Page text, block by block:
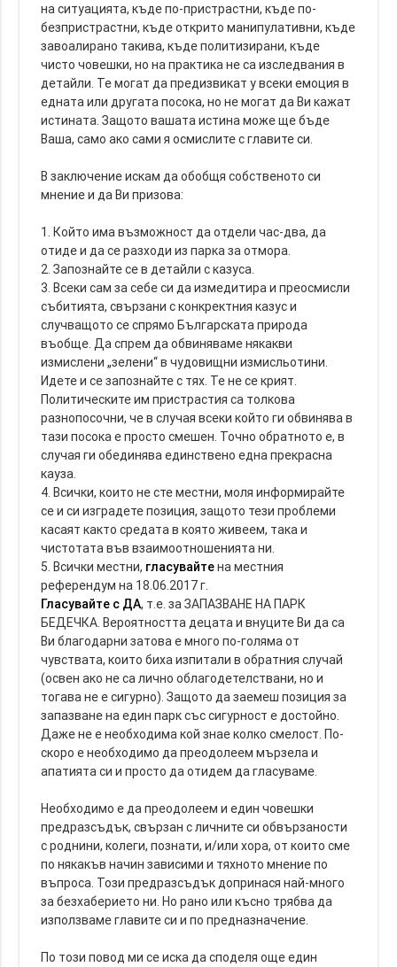
на ситуацията, къде по-пристрастни, къде по-
безпристрастни, къде открито манипулативни, къде
завоалирано такива, къде политизирани, къде
чисто човешки, но на практика не са изследвания в
детайли. Те могат да предизвикат у всеки емоция в
едната или другата посока, но не могат да Ви кажат
истината. Защото вашата истина може ще бъде
Ваша, само ако сами я осмислите с главите си.
В заключение искам да обобщя собственото си
мнение и да Ви призова:
1. Който има възможност да отдели час-два, да
отиде и да се разходи из парка за отмора.
2. Запознайте се в детайли с казуса.
3. Всеки сам за себе си да измедитира и преосмисли
събитията, свързани с конкректния казус и
случващото се спрямо Българската природа
въобще. Да спрем да обвиняваме някакви
измислени „зелени“ в чудовищни измисльотини.
Идете и се запознайте с тях. Те не се крият.
Политическите им пристрастия са толкова
разнопосочни, че в случая всеки който ги обвинява в
тази посока е просто смешен. Точно обратното е, в
случая ги обединява единствено една прекрасна
кауза.
4. Всички, които не сте местни, моля информирайте
се и си изградете позиция, защото тези проблеми
касаят както средата в която живеем, така и
чистотата във взаимоотношенията ни.
5. Всички местни, гласувайтена местния
референдум на 18.06.2017 г.
Гласувайте с ДА, т.е. за ЗАПАЗВАНЕ НА ПАРК
БЕДЕЧКА. Вероятността децата и внуците Ви да са
Ви благодарни затова е много по-голяма от
чувствата, които биха изпитали в обратния случай
(освен ако не са лично облагодетелствани, но и
тогава не е сигурно). Защото да заемеш позиция за
запазване на един парк със сигурност е достойно.
Даже не е необходима кой знае колко смелост. По-
скоро е необходимо да преодолеем мързела и
апатията си и просто да отидем да гласуваме.
Необходимо е да преодолеем и един човешки
предразсъдък, свързан с личните си обвързаности
с роднини, колеги, познати, и/или хора, от които сме
по някакъв начин зависими и тяхното мнение по
въпроса. Този предразсъдък допринася най-много
за безхаберието ни. Но рано или късно трябва да
използваме главите си и по предназначение.
По този повод ми се иска да споделя още един